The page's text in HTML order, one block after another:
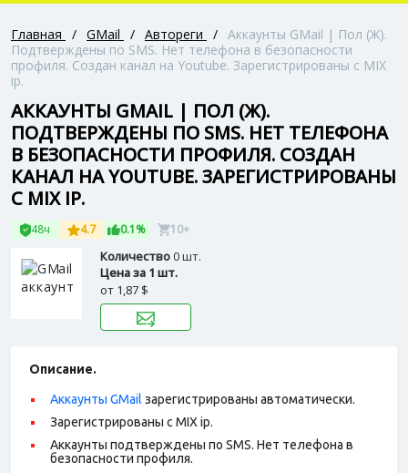
Главная / GMail / Автореги / Аккаунты GMail | Пол (Ж).
Подтверждены по SMS. Нет телефона в безопасности
профиля. Создан канал на Youtube. Зарегистрированы с MIX
ip.
АККАУНТЫ GMAIL | ПОЛ (Ж).
ПОДТВЕРЖДЕНЫ ПО SMS. НЕТ ТЕЛЕФОНА
В БЕЗОПАСНОСТИ ПРОФИЛЯ. СОЗДАН
КАНАЛ НА YOUTUBE. ЗАРЕГИСТРИРОВАНЫ
С MIX IP.
48ч 4.7 0.1% 10+
Количество0 шт.
Цена за 1 шт.
от 1,87 $
Описание.
Аккаунты GMail зарегистрированы автоматически.
Зарегистрированы с MIX ip.
Аккаунты подтверждены по SMS. Нет телефона в
безопасности профиля.